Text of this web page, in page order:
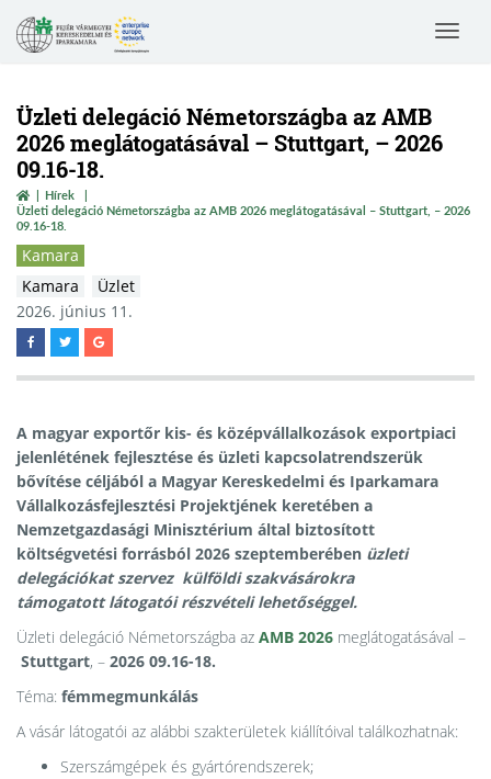
Toggle
Üzleti delegáció Németországba az AMB
2026 meglátogatásával – Stuttgart, – 2026
09.16-18.
Hírek
Üzleti delegáció Németországba az AMB 2026 meglátogatásával – Stuttgart, – 2026
09.16-18.
Kamara
Kamara
Üzlet
2026. június 11.
A magyar exportőr kis- és középvállalkozások exportpiaci
jelenlétének fejlesztése és üzleti kapcsolatrendszerük
bővítése céljából a Magyar Kereskedelmi és Iparkamara
Vállalkozásfejlesztési Projektjének keretében a
Nemzetgazdasági Minisztérium által biztosított
költségvetési forrásból 2026 szeptemberében üzleti
delegációkat szervez külföldi szakvásárokra
támogatottlátogatói részvételi lehetőséggel.
Üzleti delegáció Németországba az AMB 2026 meglátogatásával –
Stuttgart, – 2026 09.16-18.
Téma: fémmegmunkálás
A vásár látogatói az alábbi szakterületek kiállítóival találkozhatnak:
Szerszámgépek és gyártórendszerek;